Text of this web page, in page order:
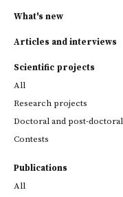
What's new
Articles and interviews
Scientific projects
All
Research projects
Doctoral and post-
Contests
Publications
All